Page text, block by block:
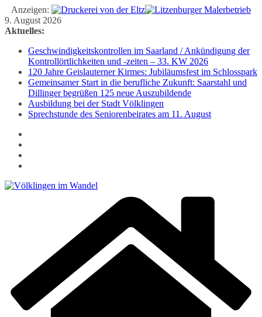
Anzeigen:
Zum
Inhalt
9. August 2026
Aktuelles:
Geschwindigkeitskontrollen im Saarland / Ankündigung der
Kontrollörtlichkeiten und -zeiten – 33. KW 2026
120 Jahre Geislauterner Kirmes: Jubiläumsfest im Schlosspark
Gemeinsamer Start in die berufliche Zukunft: Saarstahl und
Dillinger begrüßen 125 neue Auszubildende
Ausbildung bei der Stadt Völklingen
Sprechstunde des Seniorenbeirates am 11. August